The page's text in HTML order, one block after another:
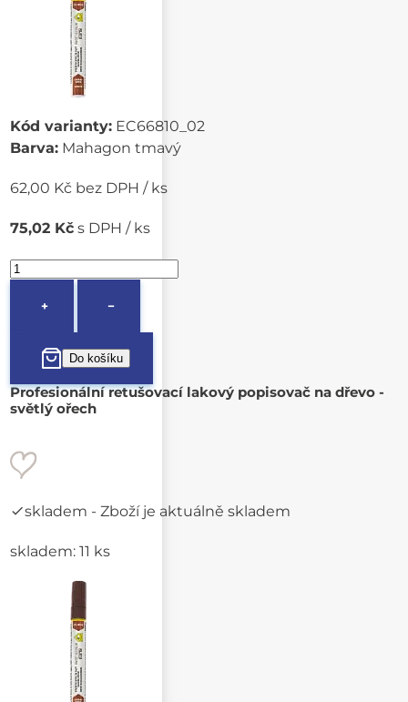
Kód varianty: EC66810_02
Barva: Mahagon tmavý
62,00 Kč bez DPH / ks
75,02 Kč s DPH / ks
+ −
Profesionální retušovací lakový popisovač na dřevo -
světlý ořech
skladem - Zboží je aktuálně skladem
skladem: 11 ks